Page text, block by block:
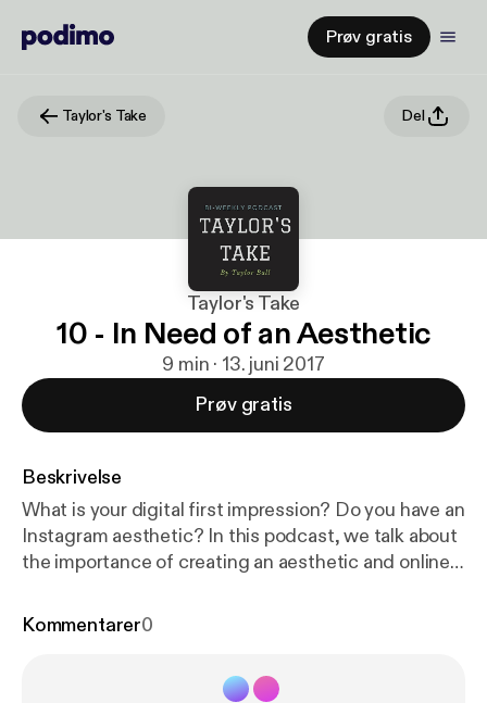
Prøv gratis
Taylor's Take Del
Taylor's Take
10 - In Need of an Aesthetic
9 min · 13. juni 2017
Prøv gratis
Beskrivelse
What is your digital first impression? Do you have an
Instagram aesthetic? In this podcast, we talk about
the importance of creating an aesthetic and online
Halo Effect and more. Tune in!
Kommentarer0